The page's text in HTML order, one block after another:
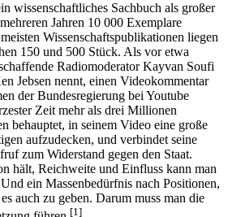
wissenschaftliches Sachbuch als großer
Jahren 10 000 Exemplare
Wissenschaftspublikationen liegen
150 und 500 Stück. Als vor etwa
Radiomoderator Kayvan Soufi
Jebsen nennt, einen Videokommentar
der Bundesregierung bei Youtube
Zeit mehr als drei Millionen
behauptet, in seinem Video eine große
aufzudecken, und verbindet seine
zum Widerstand gegen den Staat.
hält, Reichweite und Einfluss kann man
ein Massenbedürfnis nach Positionen,
auch zu geben. Darum muss man die
[1]